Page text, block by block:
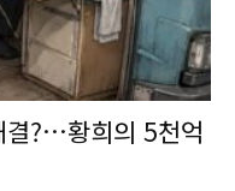
결?…황희의 5천억